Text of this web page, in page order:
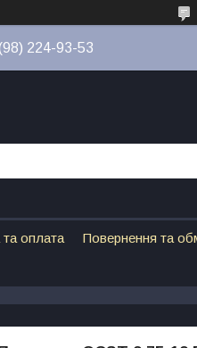
224-93-53
та оплата Повернення та